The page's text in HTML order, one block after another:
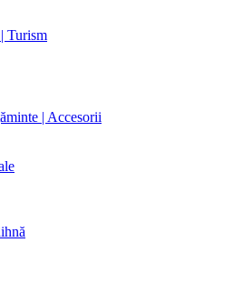
Turism
| Accesorii